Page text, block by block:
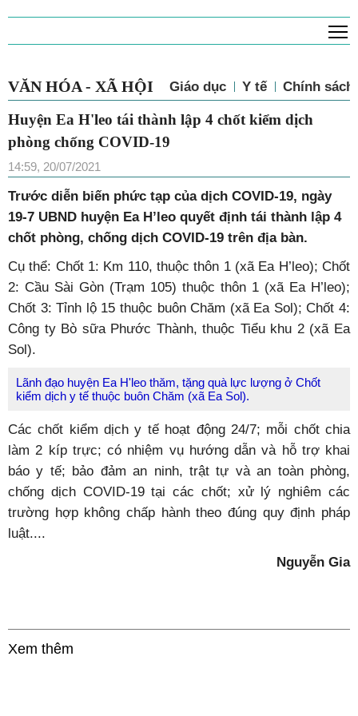
VĂN HÓA - XÃ HỘI Giáo dục Y tế Chính sách
Huyện Ea H'leo tái thành lập 4 chốt kiểm dịch
phòng chống COVID-19
14:59, 20/07/2021
Trước diễn biến phức tạp của dịch COVID-19, ngày
19-7 UBND huyện Ea H’leo quyết định tái thành lập 4
chốt phòng, chống dịch COVID-19 trên địa bàn.
Cụ thể: Chốt 1: Km 110, thuộc thôn 1 (xã Ea H’leo); Chốt
2: Cầu Sài Gòn (Trạm 105) thuộc thôn 1 (xã Ea H’leo);
Chốt 3: Tỉnh lộ 15 thuộc buôn Chăm (xã Ea Sol); Chốt 4:
Công ty Bò sữa Phước Thành, thuộc Tiểu khu 2 (xã Ea
Sol).
Lãnh đạo huyện Ea H'leo thăm, tặng quà lực lượng ở Chốt
kiểm dịch y tế thuộc buôn Chăm (xã Ea Sol).
Các chốt kiểm dịch y tế hoạt động 24/7; mỗi chốt chia
làm 2 kíp trực; có nhiệm vụ hướng dẫn và hỗ trợ khai
báo y tế; bảo đảm an ninh, trật tự và an toàn phòng,
chống dịch COVID-19 tại các chốt; xử lý nghiêm các
trường hợp không chấp hành theo đúng quy định pháp
luật....
Nguyễn Gia
Xem thêm